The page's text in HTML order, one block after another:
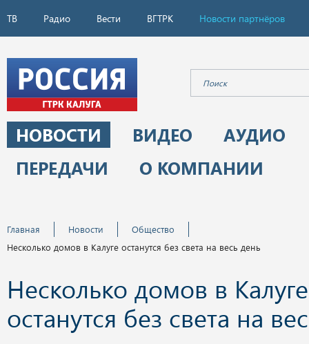
ТВ Радио Вести ВГТРК Новости партнёров
НОВОСТИ ВИДЕО
АУДИО
ПЕРЕДАЧИ
О КОМПАНИИ
Главная Новости
Общество
Несколько домов в Калуге останутся без света на весь день
Несколько домов в Калуге
останутся без света на